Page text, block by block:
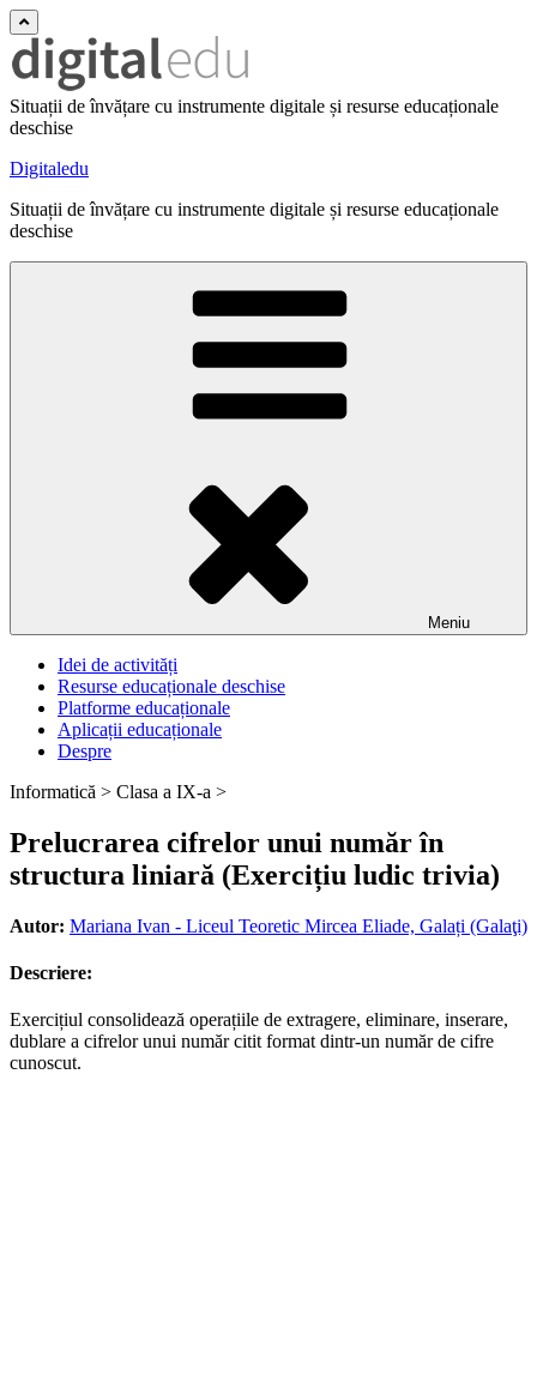
Situații de învățare cu instrumente digitale și resurse educaționale
deschise
Digitaledu
Situații de învățare cu instrumente digitale și resurse educaționale
deschise
Meniu
Idei de activități
Resurse educaționale deschise
Platforme educaționale
Aplicații educaționale
Despre
Informatică > Clasa a IX-a >
Prelucrarea cifrelor unui număr în
structura liniară (Exercițiu ludic trivia)
Autor: Mariana Ivan - Liceul Teoretic Mircea Eliade, Galați (Galaţi)
Descriere:
Exercițiul consolidează operațiile de extragere, eliminare, inserare,
dublare a cifrelor unui număr citit format dintr-un număr de cifre
cunoscut.